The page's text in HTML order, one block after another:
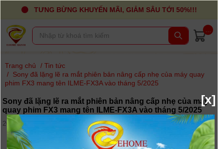
TƯNG BỪNG KHUYẾN MÃI, GIẢM SÂU TỚI 50%!!!
Trang chủ / Tin tức
/ Sony đã lặng lẽ ra mắt phiên bản nâng cấp nhẹ của máy quay
phim FX3 mang tên ILME-FX3A vào tháng 5/2025
Sony đã lặng lẽ ra mắt phiên bản nâng cấp nhẹ của máy
quay phim FX3 mang tên ILME-FX3A vào tháng 5/2025
20-05-2025, 5:43 pm - Lượt xem: 116
Sony ILME-FX3A: Phiên bản nâng nhỏ
[x]